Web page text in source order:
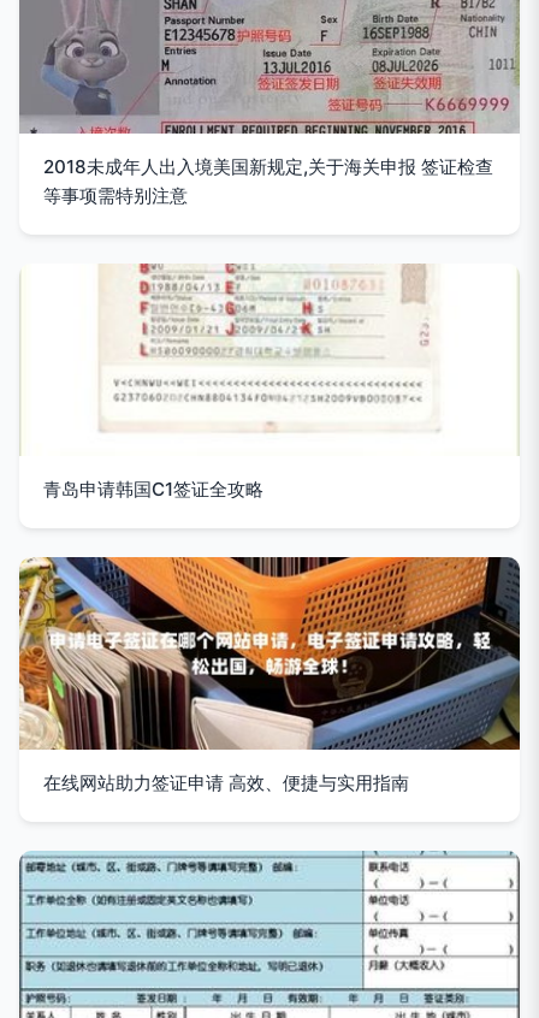
2018未成年人出入境美国新规定,关于海关申报 签证检查
等事项需特别注意
青岛申请韩国C1签证全攻略
在线网站助力签证申请 高效、便捷与实用指南